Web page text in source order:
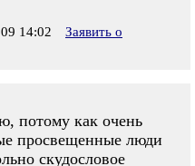
14:02
Заявить о
потому как очень
просвещенные люди
скудословое